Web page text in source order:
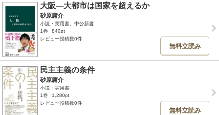
大阪―大都市は国家を超えるか
砂原庸介
小説・実用書、中公新書
1巻
840pt
レビュー投稿数0件
無料立読み
民主主義の条件
砂原庸介
小説・実用書
1巻
1,280pt
レビュー投稿数0件
無料立読み